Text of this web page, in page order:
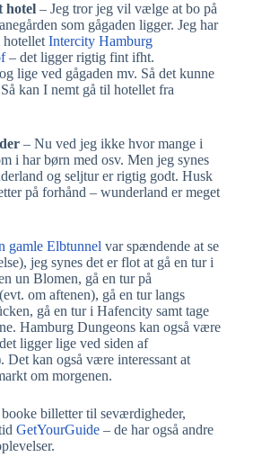
hotel – Jeg tror jeg vil vælge at bo på
som gågaden ligger. Jeg har
hotelletIntercity Hamburg
– det ligger rigtig fint ifht.
lige ved gågaden mv. Så det kunne
kan I nemt gå til hotellet fra
– Nu ved jeg ikke hvor mange i
i har børn med osv. Men jeg synes
og seljtur er rigtig godt. Husk
på forhånd – wunderland er meget
gamle Elbtunnel var spændende at se
jeg synes det er flot at gå en tur i
un Blomen, gå en tur på
om aftenen), gå en tur langs
gå en tur i Hafencity samt tage
Hamburg Dungeons kan også være
ligger lige ved siden af
Det kan også være interessant at
om morgenen.
billetter til seværdigheder,
GetYourGuide – de har også andre